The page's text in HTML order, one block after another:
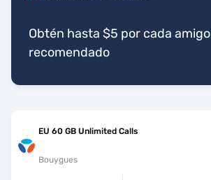
Obtén hasta $5 por cada amigo
recomendado
EU 60 GB Unlimited Calls
Bouygues